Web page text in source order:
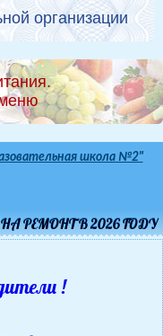
организации
школа №2"
РЕМОНТ В 2026 ГОДУ
!